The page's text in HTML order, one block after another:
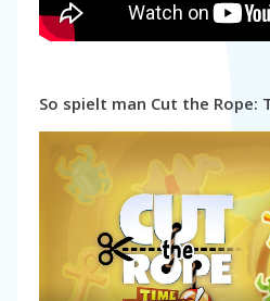
So spielt man Cut the Rope: